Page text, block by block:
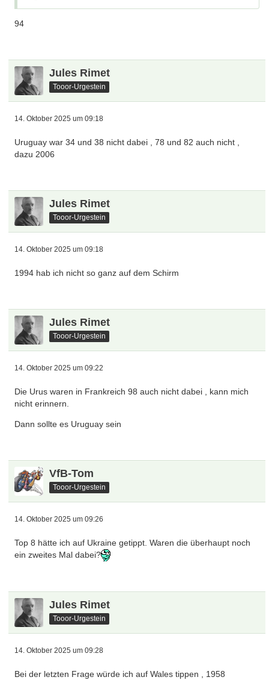
94
Jules Rimet
Tooor-Urgestein
14. Oktober 2025 um 09:18
Uruguay war 34 und 38 nicht dabei , 78 und 82 auch nicht ,
dazu 2006
Jules Rimet
Tooor-Urgestein
14. Oktober 2025 um 09:18
1994 hab ich nicht so ganz auf dem Schirm
Jules Rimet
Tooor-Urgestein
14. Oktober 2025 um 09:22
Die Urus waren in Frankreich 98 auch nicht dabei , kann mich
nicht erinnern.
Dann sollte es Uruguay sein
VfB-Tom
Tooor-Urgestein
14. Oktober 2025 um 09:26
Top 8 hätte ich auf Ukraine getippt. Waren die überhaupt noch
ein zweites Mal dabei?
Jules Rimet
Tooor-Urgestein
14. Oktober 2025 um 09:28
Bei der letzten Frage würde ich auf Wales tippen , 1958